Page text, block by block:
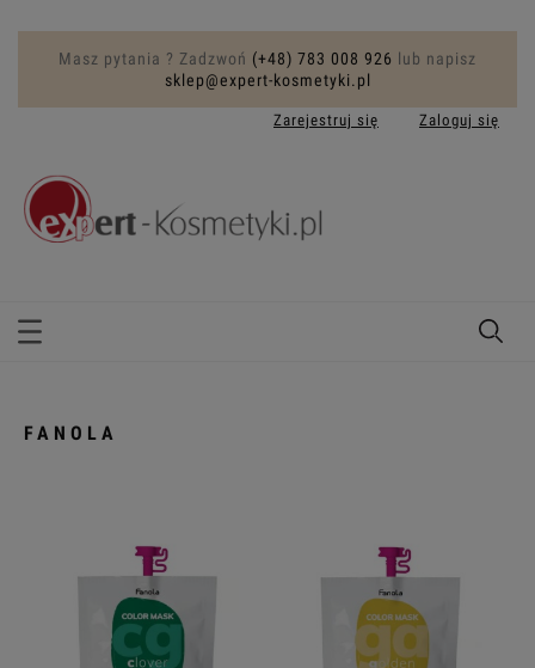
Masz pytania ? Zadzwoń (+48) 783 008 926 lub napisz
sklep@expert-kosmetyki.pl
Zarejestruj się Zaloguj się
FANOLA